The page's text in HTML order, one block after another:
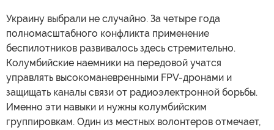
Украину выбрали не случайно. За четыре года
полномасштабного конфликта применение
беспилотников развивалось здесь стремительно.
Колумбийские наемники на передовой учатся
управлять высокоманевренными FPV-дронами и
защищать каналы связи от радиоэлектронной борьбы.
Именно эти навыки и нужны колумбийским
группировкам. Один из местных волонтеров отмечает,